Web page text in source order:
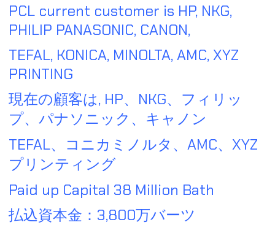
PCL current customer is HP, NKG,
PHILIP PANASONIC, CANON,
TEFAL, KONICA, MINOLTA, AMC, XYZ
PRINTING
現在の顧客は, HP、NKG、フィリッ
プ、パナソニック、キャノン
TEFAL、コニカミノルタ、AMC、XYZ
プリンティング
Paid up Capital 38 Million Bath
払込資本金：3,800万バーツ